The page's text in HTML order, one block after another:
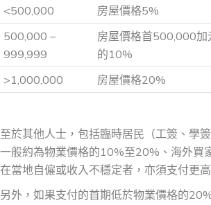
<500,000
房屋價格5%
500,000 –
999,999
房屋價格首500,000加
的10%
>1,000,000
房屋價格20%
至於其他人士，包括臨時居民（工簽、學
一般約為物業價格的10%至20%、海外買
在當地自僱或收入不穩定者，亦須支付更
另外，如果支付的首期低於物業價格的